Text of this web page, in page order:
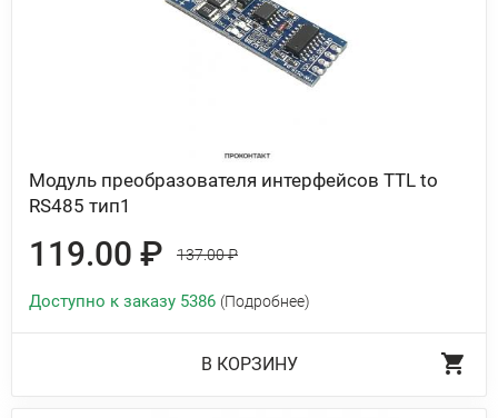
Модуль преобразователя интерфейсов TTL to
RS485 тип1
119.00 ₽ 137.00 ₽
Доступно к заказу 5386 (Подробнее)
В КОРЗИНУ